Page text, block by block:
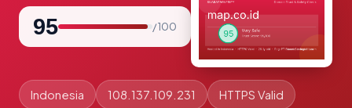
95 / 100
Indonesia 108.137.109.231 HTTPS Valid